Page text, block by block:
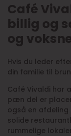
Café
billig og
og
Hvis du leder
din familie til
Café Vivaldi har
pæn del er
også en afdeling
solide
rummelige